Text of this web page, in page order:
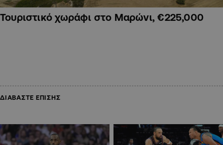
Τουριστικό χωράφι στο Μαρώνι, €225,000
ΔΙΑΒΑΣΤΕ ΕΠΙΣΗΣ